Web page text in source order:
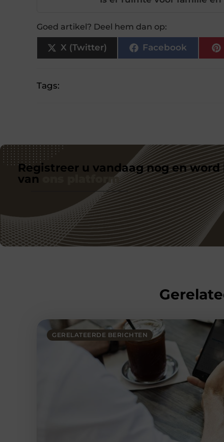
Goed artikel? Deel hem dan op:
X (Twitter) Facebook
Tags:
Registreer u vandaag nog en word
van
ons platform
GERELATEERDE BERICHTEN